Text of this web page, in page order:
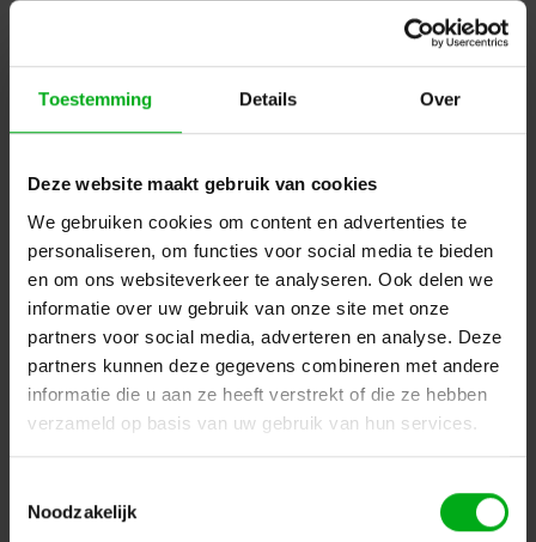
Toestemming Details Over
Deze website maakt gebruik van cookies
We gebruiken cookies om content en advertenties te
personaliseren, om functies voor social media te bieden
en om ons websiteverkeer te analyseren. Ook delen we
informatie over uw gebruik van onze site met onze
partners voor social media, adverteren en analyse. Deze
partners kunnen deze gegevens combineren met andere
informatie die u aan ze heeft verstrekt of die ze hebben
verzameld op basis van uw gebruik van hun services.
Noodzakelijk
Neutrik | NAC3MM-1 | powerCON 20A koppelstuk 2 pin +
aarde blauw met grijs
Neutrik |NAC3MM-1
Direct leverbaar
Login voor prijzen
Dé specialist podiumtechniek; van schets naar uitvoering
Kleine Tocht 32